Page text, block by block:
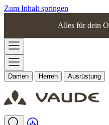
Zum Inhalt springen
Alles für dein
Damen Herren Ausrüstung